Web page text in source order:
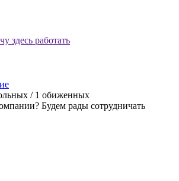
здесь работать
/ 1 обиженных
Будем рады сотрудничать